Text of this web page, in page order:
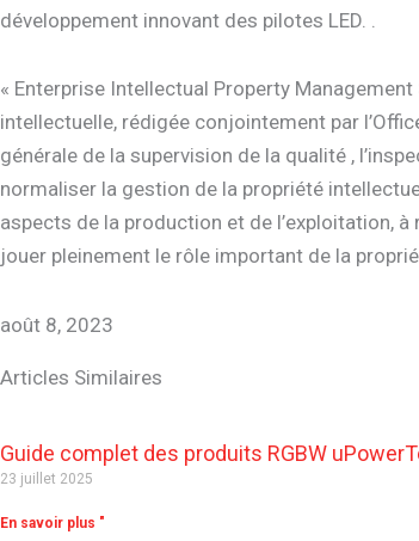
développement innovant des pilotes LED. .
« Enterprise Intellectual Property
intellectuelle, rédigée conjointement par
générale de la supervision de la qualité ,
normaliser la gestion de la propriété
aspects de la production et de l’exploitation,
jouer pleinement le rôle important de la
août 8, 2023
Articles Similaires
Guide complet des produits RGBW
23 juillet 2025
En savoir plus "